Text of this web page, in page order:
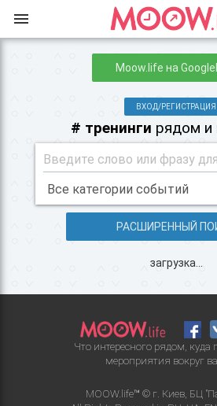
Moow.life на
ВХОД/РЕГИСТРАЦИЯ
# тренинги рядом и
РАСШИРЕННЫЙ
загрузка...
Что интересного рядом, куда
мероприятия вокруг
MOOW.life™ © г. Киев, БЦ